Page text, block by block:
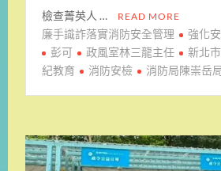
檢查菁英人 … READ MORE
廉手識詐落實消防安全管理
強化
彭可
政風室林三龍主任 新北
紀教育
消防安檢 消防局陳崇岳